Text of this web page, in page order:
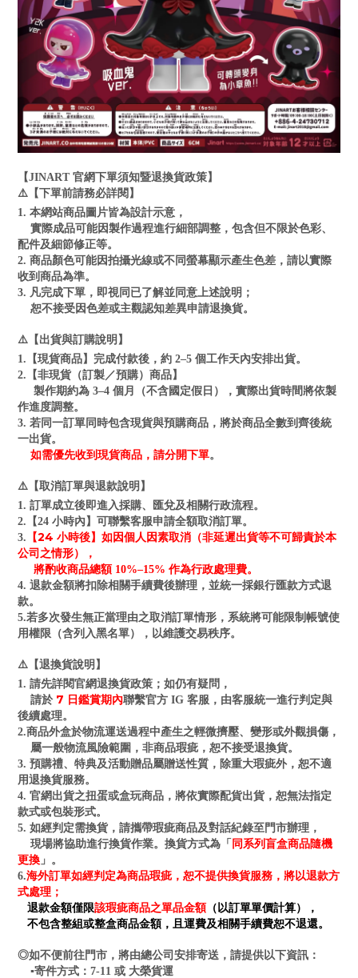
【JINART 官網下單須知暨退換貨政策】
⚠️【下單前請務必詳閱】
1. 本網站商品圖片皆為設計示意，
實際成品可能因製作過程進行細部調整，包含但不限於色彩、
配件及細節修正等。
2. 商品顏色可能因拍攝光線或不同螢幕顯示產生色差，請以實際
收到商品為準。
3. 凡完成下單，即視同已了解並同意上述說明；
恕不接受因色差或主觀認知差異申請退換貨。
⚠️【出貨與訂購說明】
1.【現貨商品】完成付款後，約 2–5 個工作天內安排出貨。
2.【非現貨（訂製／預購）商品】
製作期約為 3–4 個月（不含國定假日），實際出貨時間將依製
作進度調整。
3. 若同一訂單同時包含現貨與預購商品，將於商品全數到齊後統
一出貨。
如需優先收到現貨商品，請分開下單。
⚠️【取消訂單與退款說明】
1. 訂單成立後即進入採購、匯兌及相關行政流程。
2.【24 小時內】可聯繫客服申請全額取消訂單。
3.
【24 小時後】如因個人因素取消（非延遲出貨等不可歸責於本
公司之情形），
將酌收商品總額 10%–15% 作為行政處理費。
4. 退款金額將扣除相關手續費後辦理，並統一採銀行匯款方式退
款。
5.若多次發生無正當理由之取消訂單情形，系統將可能限制帳號使
用權限（含列入黑名單），以維護交易秩序。
⚠️【退換貨說明】
1. 請先詳閱官網退換貨政策；如仍有疑問，
請於 7 日鑑賞期內聯繫官方 IG 客服，由客服統一進行判定與
後續處理。
2.商品外盒於物流運送過程中產生之輕微擠壓、變形或外觀損傷，
屬一般物流風險範圍，非商品瑕疵，恕不接受退換貨。
3. 預購禮、特典及活動贈品屬贈送性質，除重大瑕疵外，恕不適
用退換貨服務。
4. 官網出貨之扭蛋或盒玩商品，將依實際配貨出貨，恕無法指定
款式或包裝形式。
5. 如經判定需換貨，請攜帶瑕疵商品及對話紀錄至門市辦理，
現場將協助進行換貨作業。換貨方式為「 同系列盲盒商品隨機
更換 」。
6.海外訂單如經判定為商品瑕疵，恕不提供換貨服務，將以退款方
式處理；
退款金額僅限該瑕疵商品之單品金額（以訂單單價計算），
不包含整組或整盒商品金額，且運費及相關手續費恕不退還。
◎如不便前往門市，將由總公司安排寄送，請提供以下資訊：
▪寄件方式：7-11 或 大榮貨運